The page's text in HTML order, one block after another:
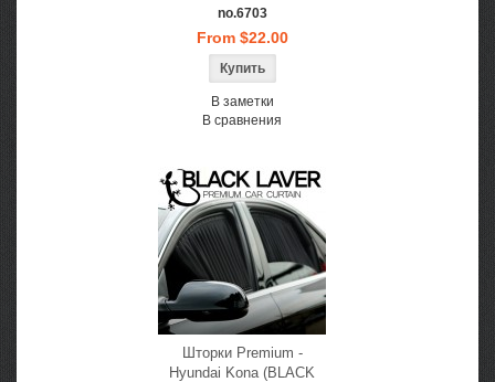
no.6703
From $22.00
В заметки
В сравнения
Шторки Premium -
Hyundai Kona (BLACK